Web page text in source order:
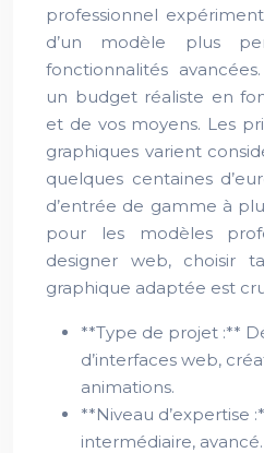
professionnel
d’un modèle plus
fonctionnalités
un budget réaliste en
et de vos moyens. Les
graphiques varient
quelques centaines
d’entrée de gamme à
pour les modèles
designer web, choisir
graphique adaptée est
**Type de projet :**
d’interfaces web,
animations.
**Niveau d’expertise
intermédiaire, avancé.